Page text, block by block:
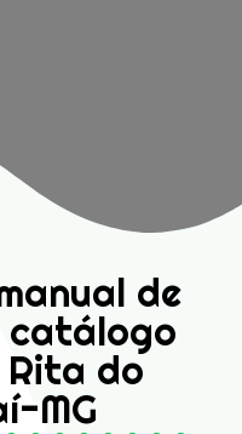
de
catálogo
Rita do
MG